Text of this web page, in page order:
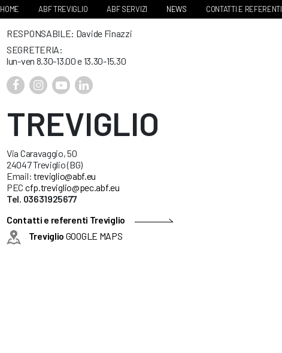
HOME ABF TREVIGLIO ABF SERVIZI NEWS CONTATTI E REFERENTI
RESPONSABILE: Davide Finazzi
SEGRETERIA:
lun-ven 8.30-13.00 e 13.30-15.30
TREVIGLIO
Via Caravaggio, 50
24047 Treviglio (BG)
Email: treviglio@abf.eu
PEC cfp.treviglio@pec.abf.eu
Tel. 03631925677
Contatti e referenti Treviglio
Treviglio GOOGLE MAPS